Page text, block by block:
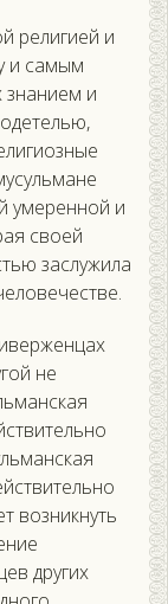
религией и
и самым
знанием и
умеренной и
своей
заслужила
не
возникнуть
других